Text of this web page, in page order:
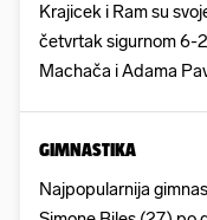
Krajicek i Ram su
četvrtak sigurnom 6-
Machača i Adama
GIMNASTIKA
Najpopularnija